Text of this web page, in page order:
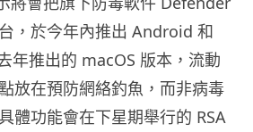
，於今年內推出 Android 和
年推出的 macOS 版本，流動
放在預防網絡釣魚，而非病毒
體功能會在下星期舉行的 RSA